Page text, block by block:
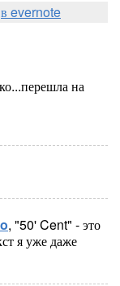
в evernote
на
, "50' Cent" - это
я уже даже